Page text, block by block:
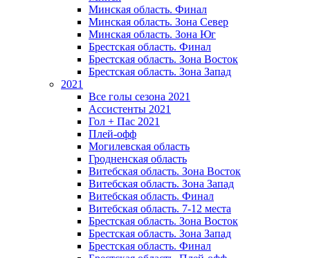
Mинская область. Финал
Минская область. Зона Север
Минская область. Зона Юг
Брестская область. Финал
Брестская область. Зона Восток
Брестская область. Зона Запад
2021
Все голы сезона 2021
Ассистенты 2021
Гол + Пас 2021
Плей-офф
Могилевская область
Гродненская область
Витебская область. Зона Восток
Витебская область. Зона Запад
Витебская область. Финал
Витебская область. 7-12 места
Брестская область. Зона Восток
Брестская область. Зона Запад
Брестская область. Финал